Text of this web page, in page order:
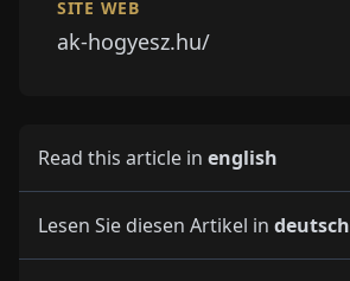
SITE WEB
ak-hogyesz.hu/
Read this article in english
Lesen Sie diesen Artikel in deutsch